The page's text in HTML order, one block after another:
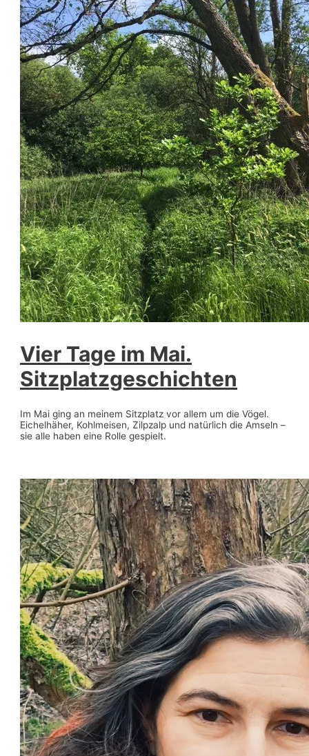
Vier Tage im Mai.
Sitzplatzgeschichten
Im Mai ging an meinem Sitzplatz vor allem um die Vögel.
Eichelhäher, Kohlmeisen, Zilpzalp und natürlich die Amseln –
sie alle haben eine Rolle gespielt.